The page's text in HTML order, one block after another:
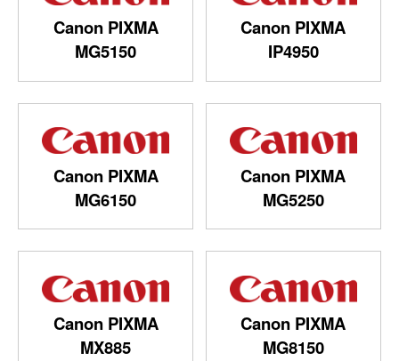
Canon PIXMA
IP4950
Canon PIXMA
MG5150
Canon PIXMA
MG5250
Canon PIXMA
MG6150
Canon PIXMA
MG8150
Canon PIXMA
MX885